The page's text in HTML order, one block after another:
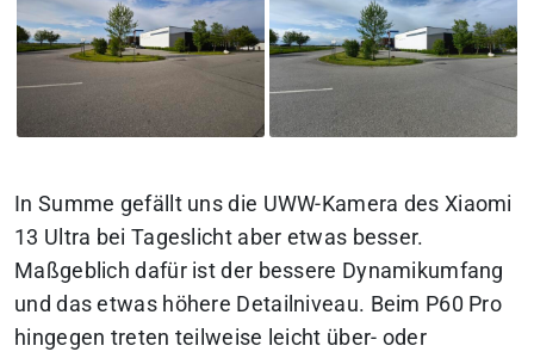
In Summe gefällt uns die UWW-Kamera des Xiaomi
13 Ultra bei Tageslicht aber etwas besser.
Maßgeblich dafür ist der bessere Dynamikumfang
und das etwas höhere Detailniveau. Beim P60 Pro
hingegen treten teilweise leicht über- oder